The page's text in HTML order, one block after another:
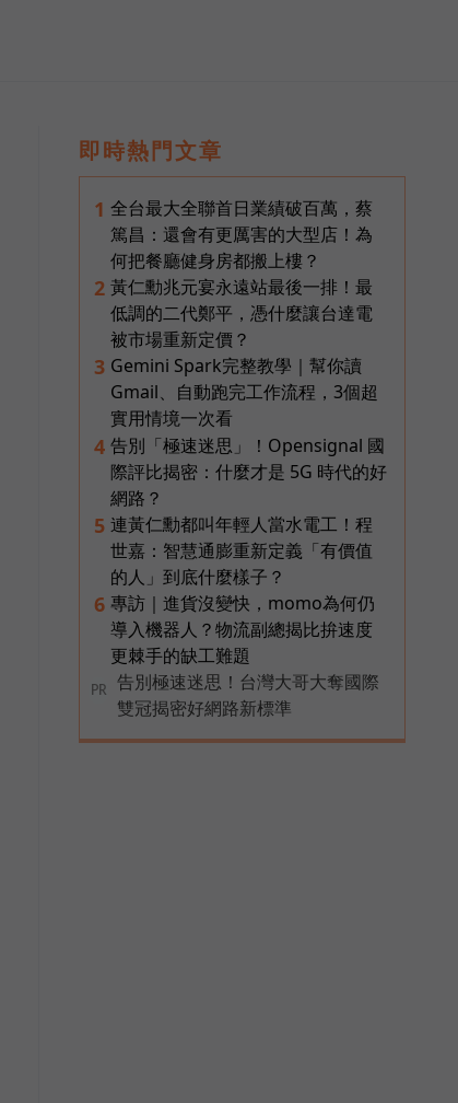
即時熱門文章
1 全台最大全聯首日業績破百萬，蔡
篤昌：還會有更厲害的大型店！為
何把餐廳健身房都搬上樓？
2 黃仁勳兆元宴永遠站最後一排！最
低調的二代鄭平，憑什麼讓台達電
被市場重新定價？
3 Gemini Spark完整教學｜幫你讀
Gmail、自動跑完工作流程，3個超
實用情境一次看
4 告別「極速迷思」！Opensignal 國
際評比揭密：什麼才是 5G 時代的好
網路？
5 連黃仁勳都叫年輕人當水電工！程
世嘉：智慧通膨重新定義「有價值
的人」到底什麼樣子？
6 專訪｜進貨沒變快，momo為何仍
導入機器人？物流副總揭比拚速度
更棘手的缺工難題
PR
告別極速迷思！台灣大哥大奪國際
雙冠揭密好網路新標準